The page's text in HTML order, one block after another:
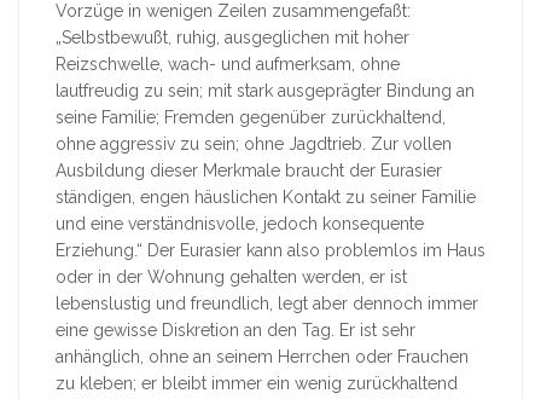
Vorzüge in wenigen Zeilen zusammengefaßt:
„Selbstbewußt, ruhig, ausgeglichen mit hoher
Reizschwelle, wach- und aufmerksam, ohne
lautfreudig zu sein; mit stark ausgeprägter Bindung an
seine Familie; Fremden gegenüber zurückhaltend,
ohne aggressiv zu sein; ohne Jagdtrieb. Zur vollen
Ausbildung dieser Merkmale braucht der Eurasier
ständigen, engen häuslichen Kontakt zu seiner Familie
und eine verständnisvolle, jedoch konsequente
Erziehung.“ Der Eurasier kann also problemlos im Haus
oder in der Wohnung gehalten werden, er ist
lebenslustig und freundlich, legt aber dennoch immer
eine gewisse Diskretion an den Tag. Er ist sehr
anhänglich, ohne an seinem Herrchen oder Frauchen
zu kleben; er bleibt immer ein wenig zurückhaltend